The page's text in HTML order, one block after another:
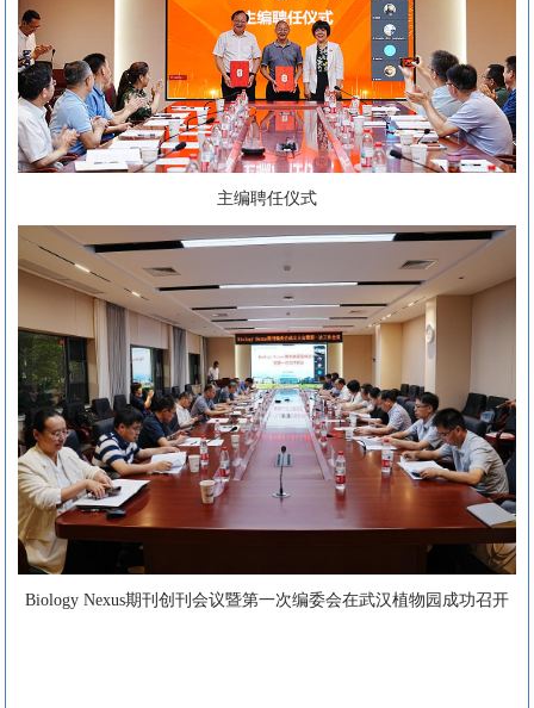
主编聘任仪式
Biology Nexus期刊创刊会议暨第一次编委会在武汉植物园成功召开